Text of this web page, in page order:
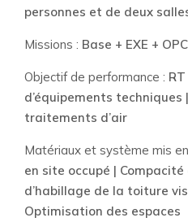
personnes et de deux
Missions : Base + EXE + OPC
Objectif de performance :
d’équipements
traitements d’air
Matériaux et système mis
en site occupé |
d’habillage de la toiture
Optimisation des espaces